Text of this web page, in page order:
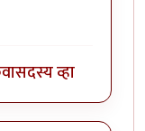
सदस्य व्हा